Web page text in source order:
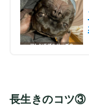
長生きのコツ③